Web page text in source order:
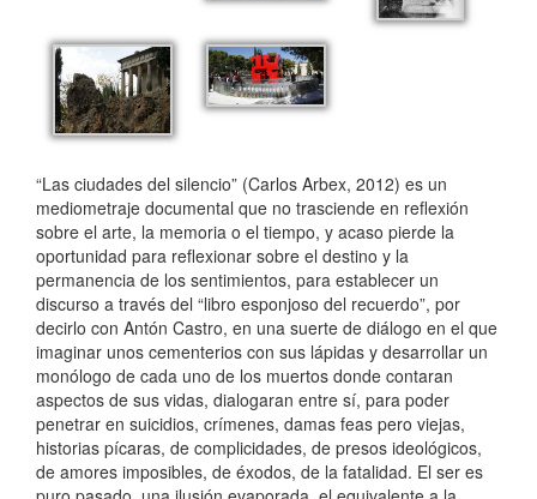
“Las ciudades del silencio” (Carlos Arbex, 2012) es un
mediometraje documental que no trasciende en reflexión
sobre el arte, la memoria o el tiempo, y acaso pierde la
oportunidad para reflexionar sobre el destino y la
permanencia de los sentimientos, para establecer un
discurso a través del “libro esponjoso del recuerdo”, por
decirlo con Antón Castro, en una suerte de diálogo en el que
imaginar unos cementerios con sus lápidas y desarrollar un
monólogo de cada uno de los muertos donde contaran
aspectos de sus vidas, dialogaran entre sí, para poder
penetrar en suicidios, crímenes, damas feas pero viejas,
historias pícaras, de complicidades, de presos ideológicos,
de amores imposibles, de éxodos, de la fatalidad. El ser es